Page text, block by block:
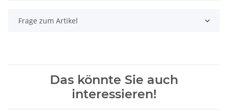
Frage zum Artikel
Das könnte Sie auch
interessieren!